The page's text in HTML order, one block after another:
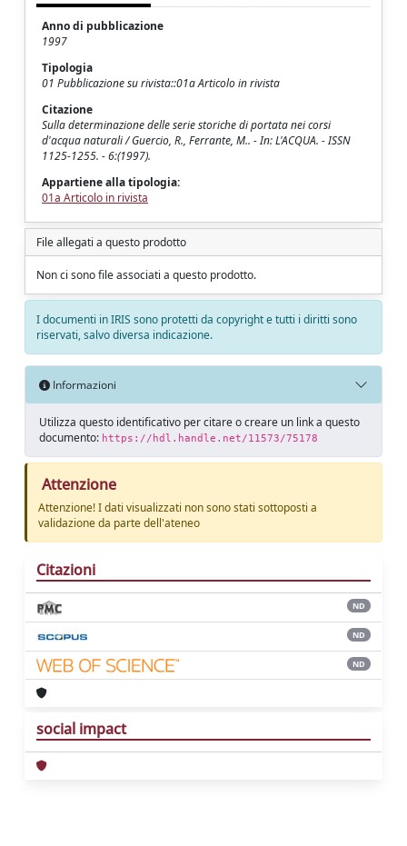
Anno di pubblicazione
1997
Tipologia
01 Pubblicazione su rivista::01a Articolo in rivista
Citazione
Sulla determinazione delle serie storiche di portata nei corsi
d'acqua naturali / Guercio, R., Ferrante, M.. - In: L'ACQUA. - ISSN
1125-1255. - 6:(1997).
Appartiene alla tipologia:
01a Articolo in rivista
File allegati a questo prodotto
Non ci sono file associati a questo prodotto.
I documenti in IRIS sono protetti da copyright e tutti i diritti sono
riservati, salvo diversa indicazione.
Informazioni
Utilizza questo identificativo per citare o creare un link a questo
documento: https://hdl.handle.net/11573/75178
Attenzione
Attenzione! I dati visualizzati non sono stati sottoposti a
validazione da parte dell'ateneo
Citazioni
ND
ND
ND
social impact